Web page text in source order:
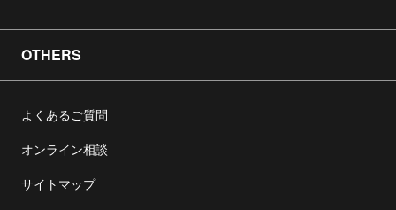
OTHERS
よくあるご質問
オンライン相談
サイトマップ